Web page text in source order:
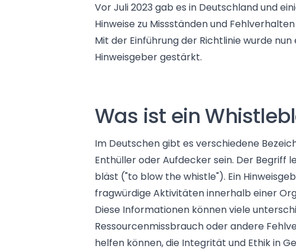
Vor Juli 2023 gab es in Deutschland und
Hinweise zu Missständen und
Mit der Einführung der Richtlinie wurde
Hinweisgeber gestärkt.
Was ist ein
Im Deutschen gibt es verschiedene
Enthüller oder Aufdecker sein. Der Begriff
bläst ("to blow the whistle"). Ein
fragwürdige Aktivitäten innerhalb einer
Diese Informationen können viele
Ressourcenmissbrauch oder andere
helfen können, die Integrität und Ethik in